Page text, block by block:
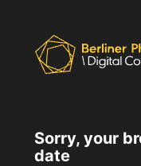
Sorry, your
date